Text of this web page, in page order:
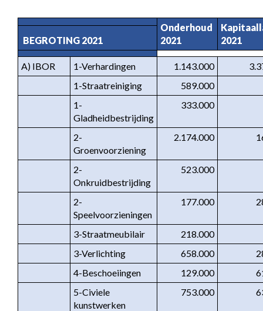
Onderhoud
2021
2021
BEGROTING 2021
A) IBOR 1-Verhardingen 1.143.000
1-Straatreiniging
589.000
1-
Gladheidbestrijding
333.000
2-
Groenvoorziening
2.174.000
2-
Onkruidbestrijding
523.000
2-
Speelvoorzieningen
177.000
3-Straatmeubilair
218.000
3-Verlichting
658.000
4-Beschoeiingen
129.000
5-Civiele
kunstwerken
753.000